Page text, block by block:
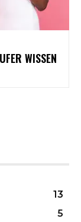
WISSEN
13
5